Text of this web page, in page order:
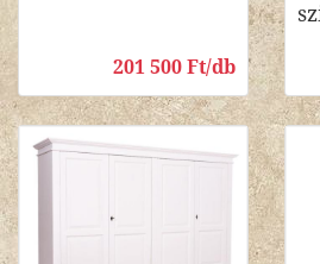
201 500 Ft/db